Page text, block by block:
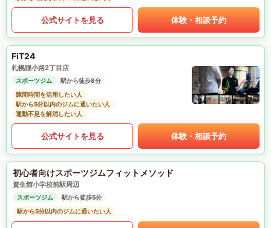
公式サイトを見る 体験・相談予約
FiT24
札幌狸小路2丁目店
スポーツジム
駅から徒歩8分
隙間時間を活用したい人
駅から5分以内のジムに通いたい人
運動不足を解消したい人
公式サイトを見る 体験・相談予約
初心者向けスポーツジムフィットメソッド
資生館小学校前駅周辺
スポーツジム
駅から徒歩5分
駅から5分以内のジムに通いたい人